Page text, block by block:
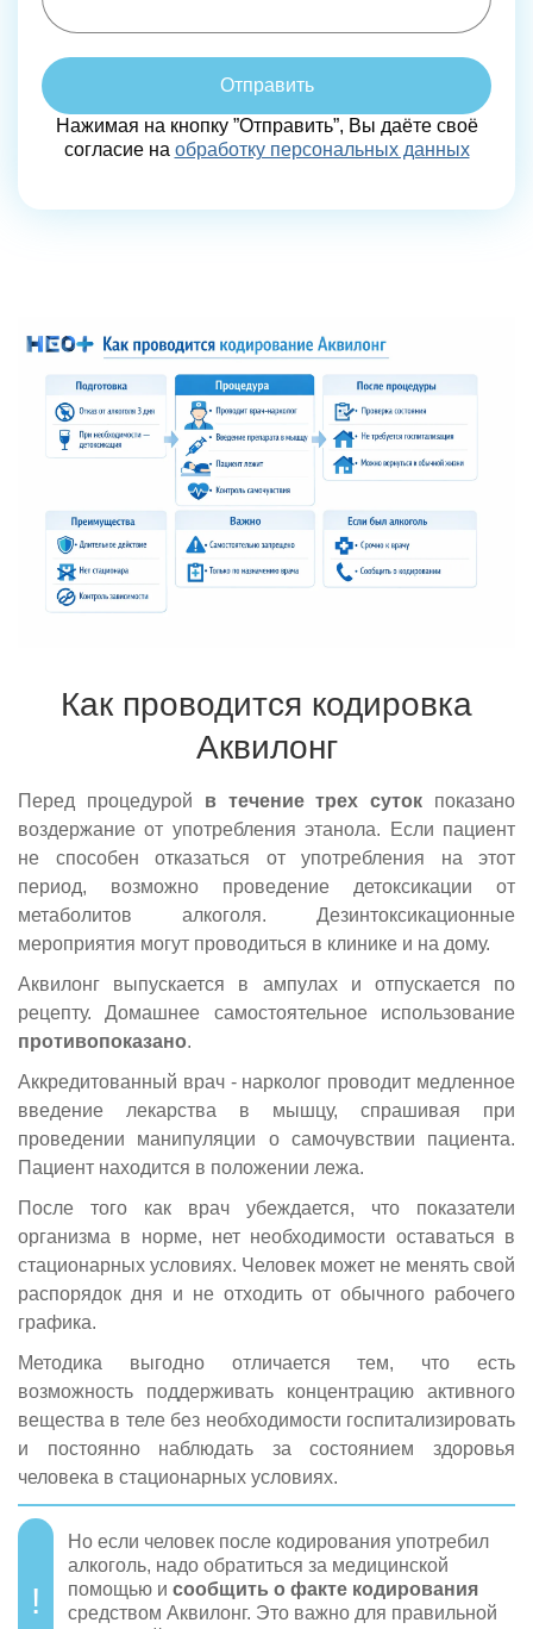
Отправить
Нажимая на кнопку ”Отправить”, Вы даёте своё
согласие на обработку персональных данных
Как проводится кодировка
Аквилонг
Перед процедурой в течение трех суток показано
воздержание от употребления этанола. Если пациент
не способен отказаться от употребления на этот
период, возможно проведение детоксикации от
метаболитов алкоголя. Дезинтоксикационные
мероприятия могут проводиться в клинике и на дому.
Аквилонг выпускается в ампулах и отпускается по
рецепту. Домашнее самостоятельное использование
противопоказано.
Аккредитованный врач - нарколог проводит медленное
введение лекарства в мышцу, спрашивая при
проведении манипуляции о самочувствии пациента.
Пациент находится в положении лежа.
После того как врач убеждается, что показатели
организма в норме, нет необходимости оставаться в
стационарных условиях. Человек может не менять свой
распорядок дня и не отходить от обычного рабочего
графика.
Методика выгодно отличается тем, что есть
возможность поддерживать концентрацию активного
вещества в теле без необходимости госпитализировать
и постоянно наблюдать за состоянием здоровья
человека в стационарных условиях.
Но если человек после кодирования употребил
алкоголь, надо обратиться за медицинской
помощью и сообщить о факте кодирования
средством Аквилонг. Это важно для правильной